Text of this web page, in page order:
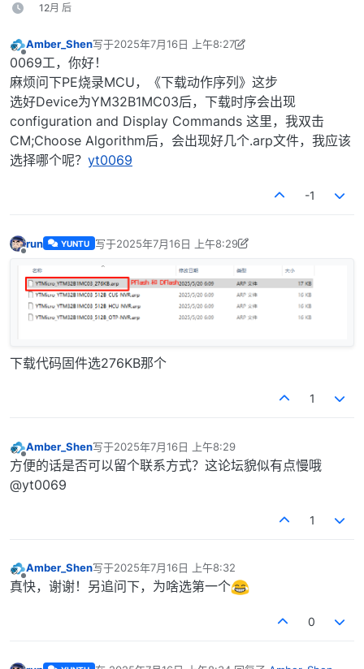
o
12月 后
离线
Amber_Shen写于2025年7月16日 上午8:27
最后由 Amber_Shen 编辑2025年7月16日 下午4:28
0069工，你好！
麻烦问下PE烧录MCU，《下载动作序列》这步
选好Device为YM32B1MC03后，下载时序会出现
configuration and Display Commands 这里，我双击
CM;Choose Algorithm后，会出现好几个.arp文件，我应该
选择哪个呢？ yt0069
-1
run YUNTU 写于2025年7月16日 上午8:29
最后由 run 编辑2025年7月16日 下午4:30
下载代码固件选276KB那个
1
离线
Amber_Shen写于2025年7月16日 上午8:29
最后由 编辑
方便的话是否可以留个联系方式？这论坛貌似有点慢哦
@yt0069
1
离线
Amber_Shen写于2025年7月16日 上午8:32
最后由 编辑
真快，谢谢！另追问下，为啥选第一个
0